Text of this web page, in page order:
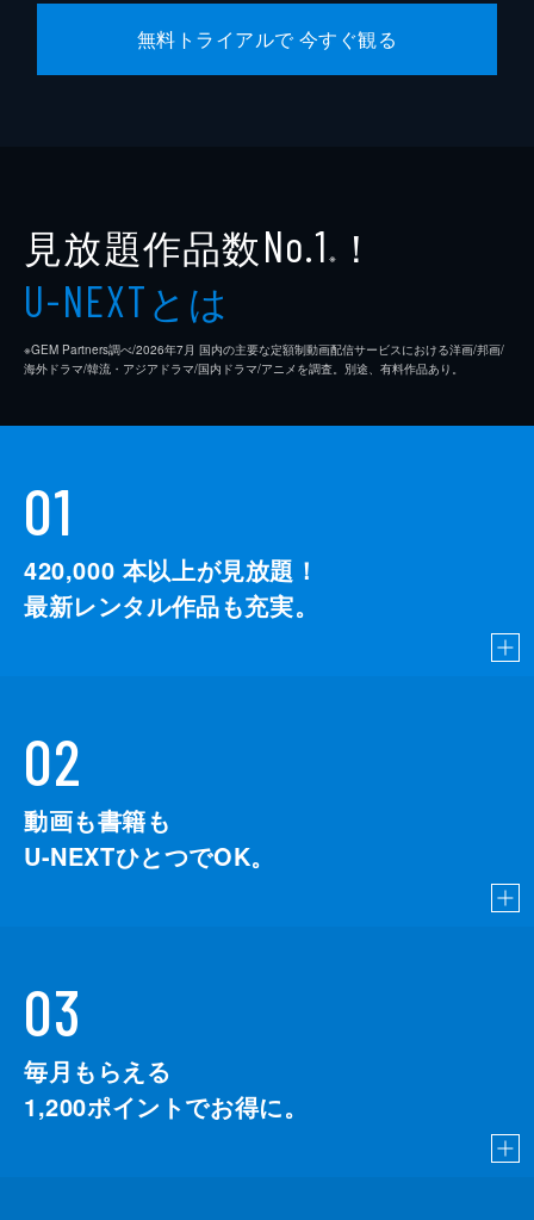
無料トライアルで 今すぐ観る
見放題作品数No.1 ※ ！
U-NEXTとは
※GEM Partners調べ/2026年7⽉ 国内の主要な定額制動画配信サービスにおける洋画/邦画/
海外ドラマ/韓流・アジアドラマ/国内ドラマ/アニメを調査。別途、有料作品あり。
01
420,000 本以上が見放題！
最新レンタル作品も充実。
02
動画も書籍も
U-NEXTひとつでOK。
03
毎月もらえる
1,200ポイントでお得に。